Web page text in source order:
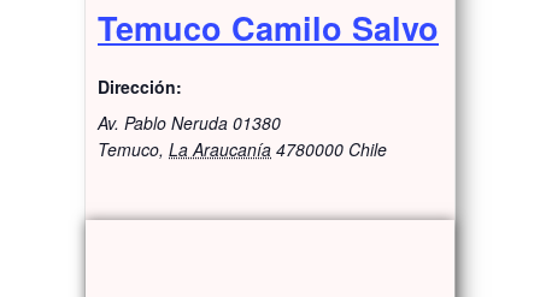
Temuco Camilo Salvo
Dirección:
Av. Pablo Neruda 01380
Temuco, La Araucanía 4780000 Chile